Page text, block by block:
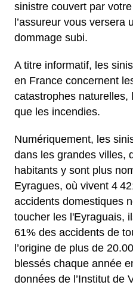
sinistre couvert par
l’assureur vous versera
dommage subi.
A titre informatif, les
en France concernent
catastrophes naturelles,
que les incendies.
Numériquement, les
dans les grandes villes,
habitants y sont plus
Eyragues, où vivent 4
accidents domestiques
toucher les l'Eyraguais,
61% des accidents de
l’origine de plus de
blessés chaque année
données de l’Institut de